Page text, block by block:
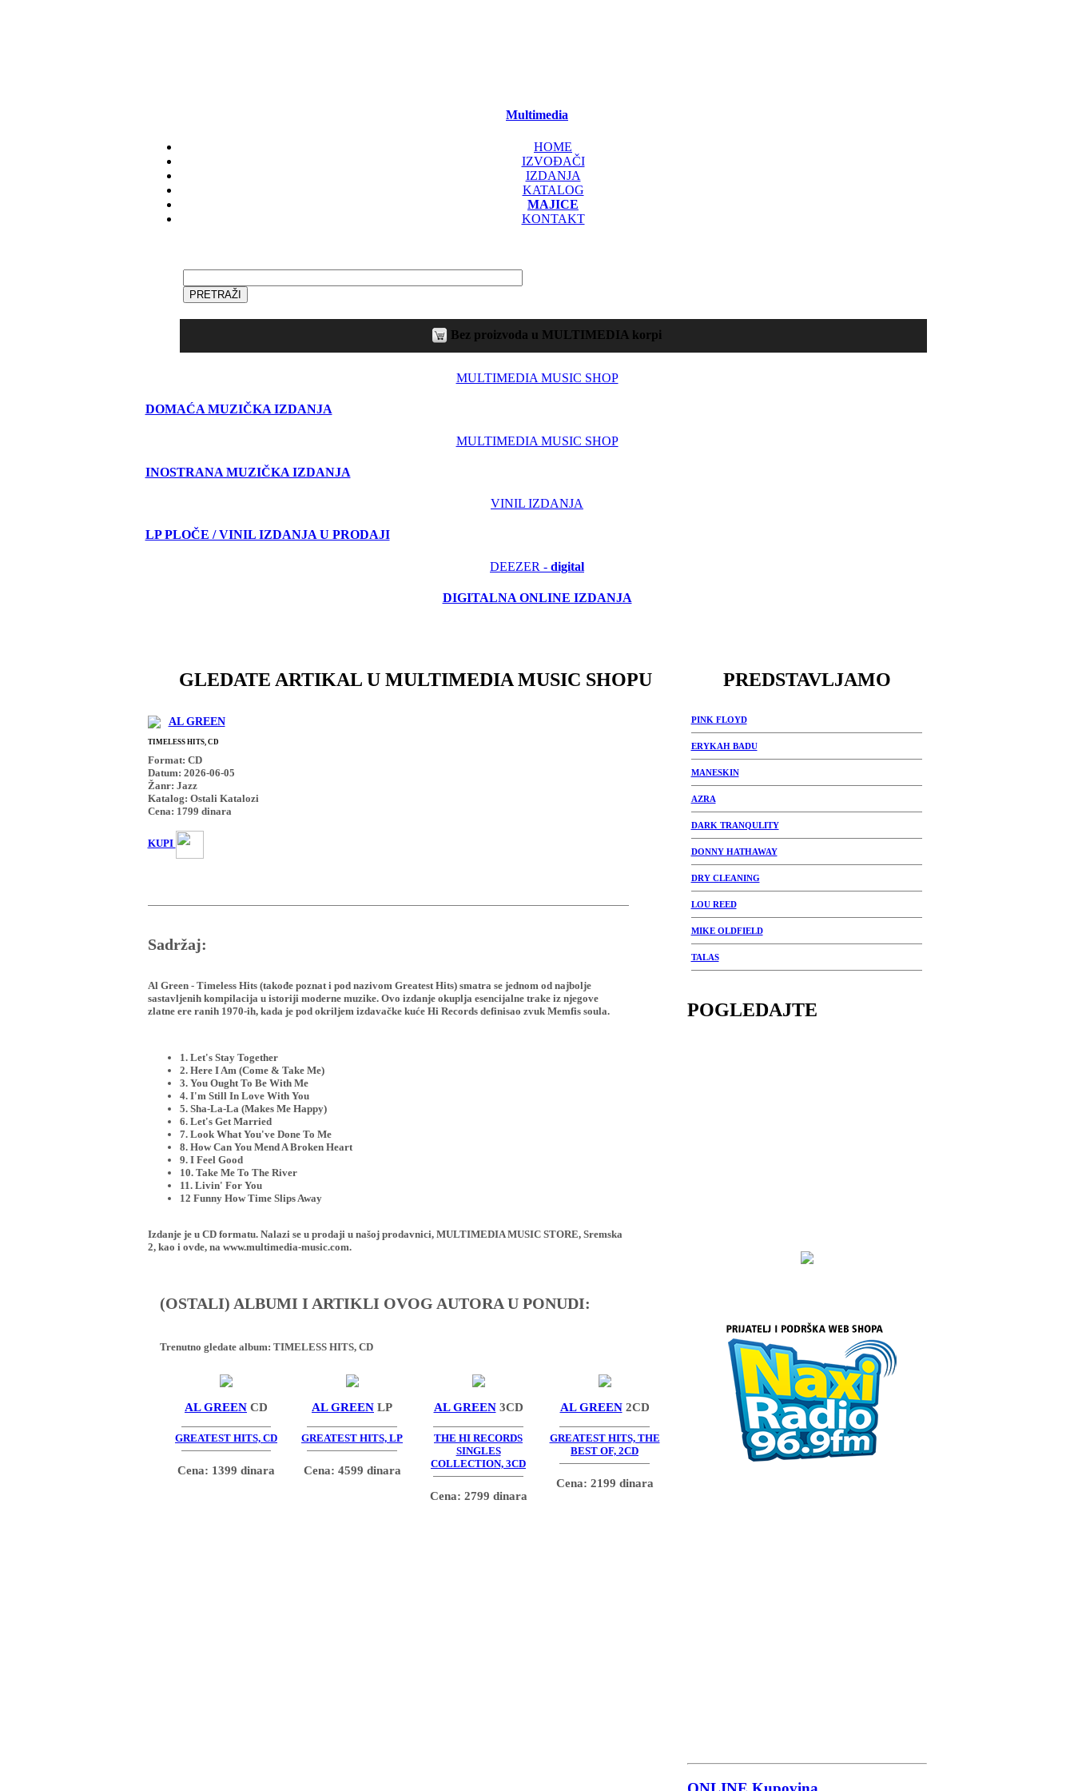
Multimedia
HOME
IZVOĐAČI
IZDANJA
KATALOG
MAJICE
KONTAKT
Bez proizvoda u MULTIMEDIA korpi
MULTIMEDIA MUSIC SHOP
DOMAĆA MUZIČKA IZDANJA
MULTIMEDIA MUSIC SHOP
INOSTRANA MUZIČKA IZDANJA
VINIL IZDANJA
LP PLOČE / VINIL IZDANJA U PRODAJI
DEEZER - digital
DIGITALNA ONLINE IZDANJA
GLEDATE ARTIKAL U MULTIMEDIA MUSIC SHOPU
AL GREEN
TIMELESS HITS, CD
Format: CD
Datum: 2026-06-05
Žanr: Jazz
Katalog: Ostali Katalozi
Cena: 1799 dinara
KUPI
Sadržaj:
Al Green - Timeless Hits (takođe poznat i pod nazivom Greatest Hits) smatra se jednom od najbolje
sastavljenih kompilacija u istoriji moderne muzike. Ovo izdanje okuplja esencijalne trake iz njegove
zlatne ere ranih 1970-ih, kada je pod okriljem izdavačke kuće Hi Records definisao zvuk Memfis soula.
1. Let's Stay Together
2. Here I Am (Come & Take Me)
3. You Ought To Be With Me
4. I'm Still In Love With You
5. Sha-La-La (Makes Me Happy)
6. Let's Get Married
7. Look What You've Done To Me
8. How Can You Mend A Broken Heart
9. I Feel Good
10. Take Me To The River
11. Livin' For You
12 Funny How Time Slips Away
Izdanje je u CD formatu. Nalazi se u prodaji u našoj prodavnici, MULTIMEDIA MUSIC STORE, Sremska
2, kao i ovde, na www.multimedia-music.com.
(OSTALI) ALBUMI I ARTIKLI OVOG AUTORA U PONUDI:
Trenutno gledate album: TIMELESS HITS, CD
AL GREEN CD
GREATEST HITS, CD
Cena: 1399 dinara
AL GREEN LP
GREATEST HITS, LP
Cena: 4599 dinara
AL GREEN3CD
THE HI RECORDS
SINGLES
COLLECTION, 3CD
Cena: 2799 dinara
AL GREEN2CD
GREATEST HITS, THE
BEST OF, 2CD
Cena: 2199 dinara
PREDSTAVLJAMO
PINK FLOYD
ERYKAH BADU
MANESKIN
AZRA
DARK TRANQULITY
DONNY HATHAWAY
DRY CLEANING
LOU REED
MIKE OLDFIELD
TALAS
POGLEDAJTE